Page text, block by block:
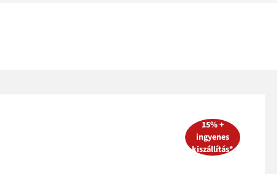
15% +
ingyenes
kiszállítás*